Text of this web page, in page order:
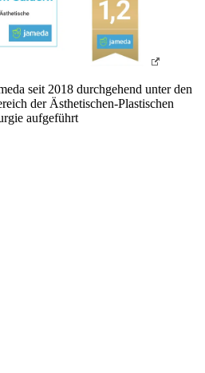
seit 2018 durchgehend unter den
der Ästhetischen-Plastischen
aufgeführt